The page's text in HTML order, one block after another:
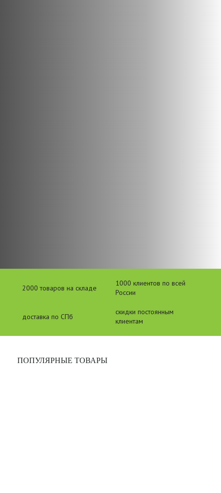
2000 товаров на складе
1000 клиентов по всей
России
доставка по СПб
скидки постоянным
клиентам
ПОПУЛЯРНЫЕ ТОВАРЫ